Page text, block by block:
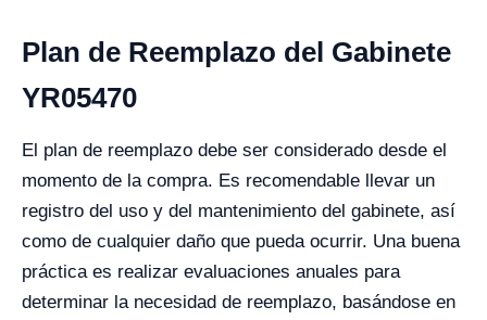
Plan de Reemplazo del Gabinete
YR05470
El plan de reemplazo debe ser considerado desde el
momento de la compra. Es recomendable llevar un
registro del uso y del mantenimiento del gabinete, así
como de cualquier daño que pueda ocurrir. Una buena
práctica es realizar evaluaciones anuales para
determinar la necesidad de reemplazo, basándose en